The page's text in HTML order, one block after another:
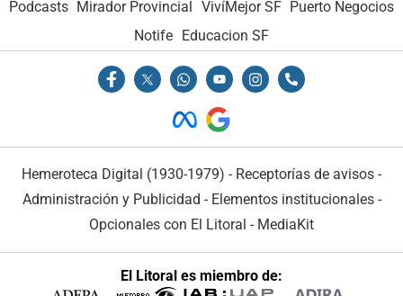
Podcasts Mirador Provincial VivíMejor SF Puerto Negocios
Notife Educacion SF
Hemeroteca Digital (1930-1979) - Receptorías de avisos -
Administración y Publicidad - Elementos institucionales-
Opcionales con El Litoral - MediaKit
El Litoral es miembro de: